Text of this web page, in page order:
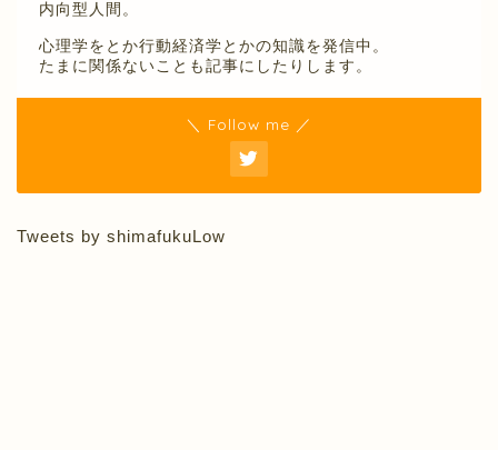
内向型人間。
心理学をとか行動経済学とかの知識を発信中。
たまに関係ないことも記事にしたりします。
＼ Follow me ／
Tweets by shimafukuLow